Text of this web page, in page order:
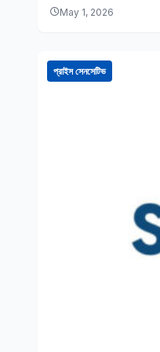
May 1, 2026
প্রাইস সেনসেটিভ